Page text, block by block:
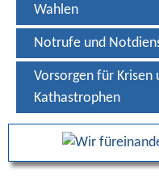
Wahlen
Notrufe und
Vorsorgen für Krisen
Kathastrophen